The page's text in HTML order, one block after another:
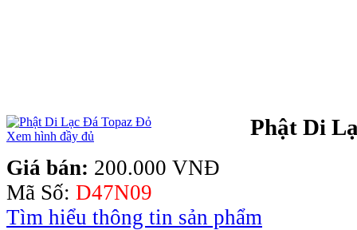
Xem hình đầy đủ Phật Di
Giá bán: 200.000 VNĐ
Mã Số: D47N09
Tìm hiểu thông tin sản phẩm